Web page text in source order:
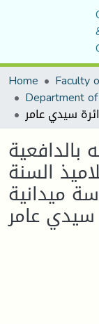
Home
Department
بالدافعية
السنة
ميدانية
عامر